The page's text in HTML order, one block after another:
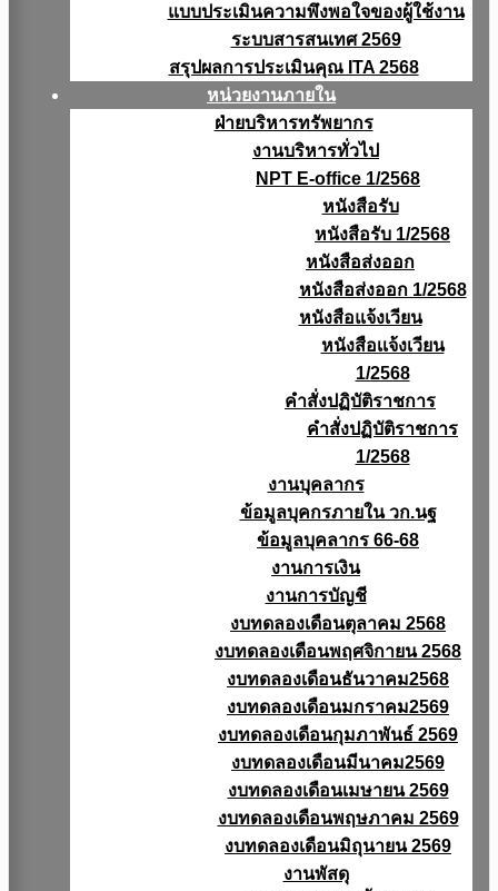
แบบประเมินความพึงพอใจของผู้ใช้งาน
ระบบสารสนเทศ 2569
สรุปผลการประเมินคุณ ITA 2568
หน่วยงานภายใน
ฝ่ายบริหารทรัพยากร
งานบริหารทั่วไป
NPT E-office 1/2568
หนังสือรับ
หนังสือรับ 1/2568
หนังสือส่งออก
หนังสือส่งออก 1/2568
หนังสือแจ้งเวียน
หนังสือเเจ้งเวียน
1/2568
คำสั่งปฏิบัติราชการ
คำสั่งปฏิบัติราชการ
1/2568
งานบุคลากร
ข้อมูลบุคกรภายใน วก.นฐ
ข้อมูลบุคลากร 66-68
งานการเงิน
งานการบัญชี
งบทดลองเดือนตุลาคม 2568
งบทดลองเดือนพฤศจิกายน 2568
งบทดลองเดือนธันวาคม2568
งบทดลองเดือนมกราคม2569
งบทดลองเดือนกุมภาพันธ์ 2569
งบทดลองเดือนมีนาคม2569
งบทดลองเดือนเมษายน 2569
งบทดลองเดือนพฤษภาคม 2569
งบทดลองเดือนมิถุนายน 2569
งานพัสดุ